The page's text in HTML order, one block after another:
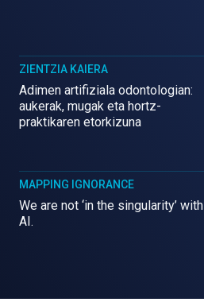
ZIENTZIA KAIERA
Adimen artifiziala odontologian:
aukerak, mugak eta hortz-
praktikaren etorkizuna
MAPPING IGNORANCE
We are not ‘in the singularity’ with
AI.